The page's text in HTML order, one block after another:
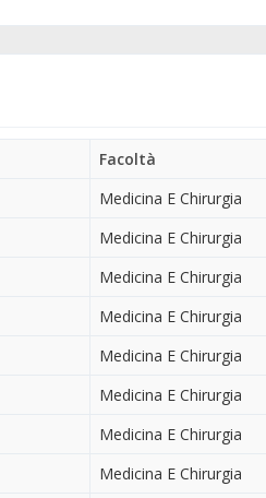
Facoltà
Medicina E Chirurgia
Medicina E Chirurgia
Medicina E Chirurgia
Medicina E Chirurgia
Medicina E Chirurgia
Medicina E Chirurgia
Medicina E Chirurgia
Medicina E Chirurgia